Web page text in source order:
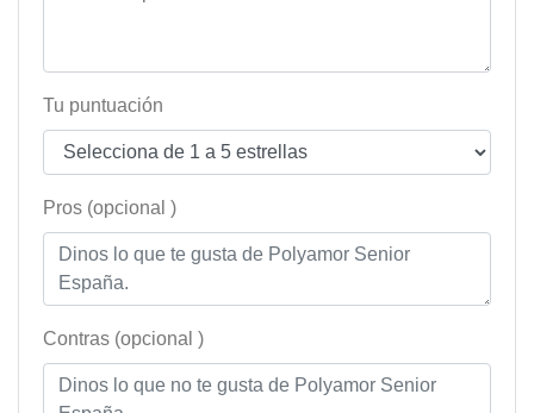
Tu puntuación
Pros (opcional )
Contras (opcional )